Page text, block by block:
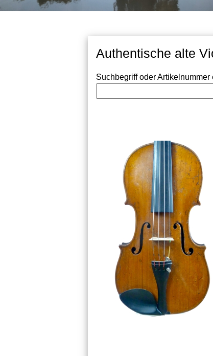
Authentische alte
Suchbegriff oder Artikelnummer